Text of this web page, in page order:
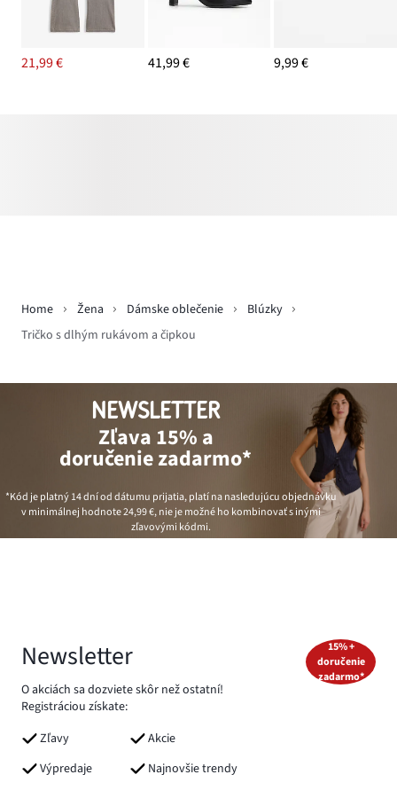
21,99 € 41,99 € 9,99 €
Home Žena Dámske oblečenie
Blúzky
Tričko s dlhým rukávom a čipkou
NEWSLETTER
Zľava 15% a
doručenie zadarmo*
*Kód je platný 14 dní od dátumu prijatia, platí na nasledujúcu objednávku
v minimálnej hodnote24,99 €, nie je možné ho kombinovať s inými
zľavovými kódmi.
Newsletter
O akciách sa dozviete skôr než ostatní!
Registráciou získate:
Zľavy
Akcie
Výpredaje
Najnovšie trendy
15% +
doručenie
zadarmo*